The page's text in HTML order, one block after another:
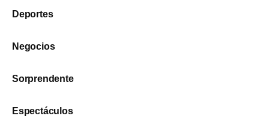
Deportes
Negocios
Sorprendente
Espectáculos